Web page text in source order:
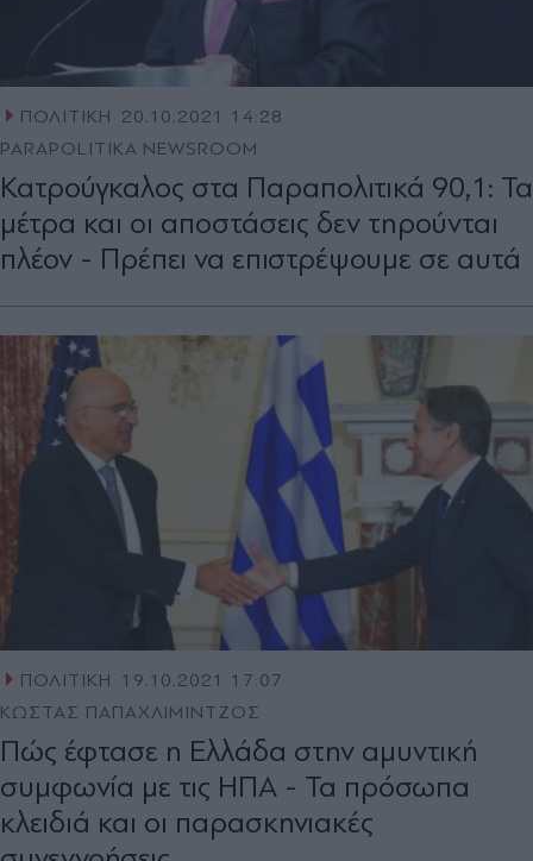
ΠΟΛΙΤΙΚΗ
20.10.2021 14:28
PARAPOLITIKA NEWSROOM
Κατρούγκαλος στα Παραπολιτικά 90,1: Τα
μέτρα και οι αποστάσεις δεν τηρούνται
πλέον - Πρέπει να επιστρέψουμε σε αυτά
ΠΟΛΙΤΙΚΗ
19.10.2021 17:07
ΚΩΣΤΑΣ ΠΑΠΑΧΛΙΜΙΝΤΖΟΣ
Πώς έφτασε η Ελλάδα στην αμυντική
συμφωνία με τις ΗΠΑ - Τα πρόσωπα
κλειδιά και οι παρασκηνιακές